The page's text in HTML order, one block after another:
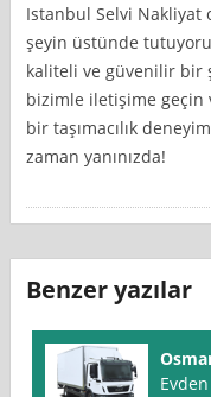
Istanbul Selvi
şeyin üstünde
kaliteli ve güvenilir bir
bizimle iletişime geçin
bir taşımacılık
zaman yanınızda!
Benzer yazılar